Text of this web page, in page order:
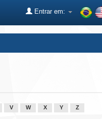
Entrar em:
V W X Y Z